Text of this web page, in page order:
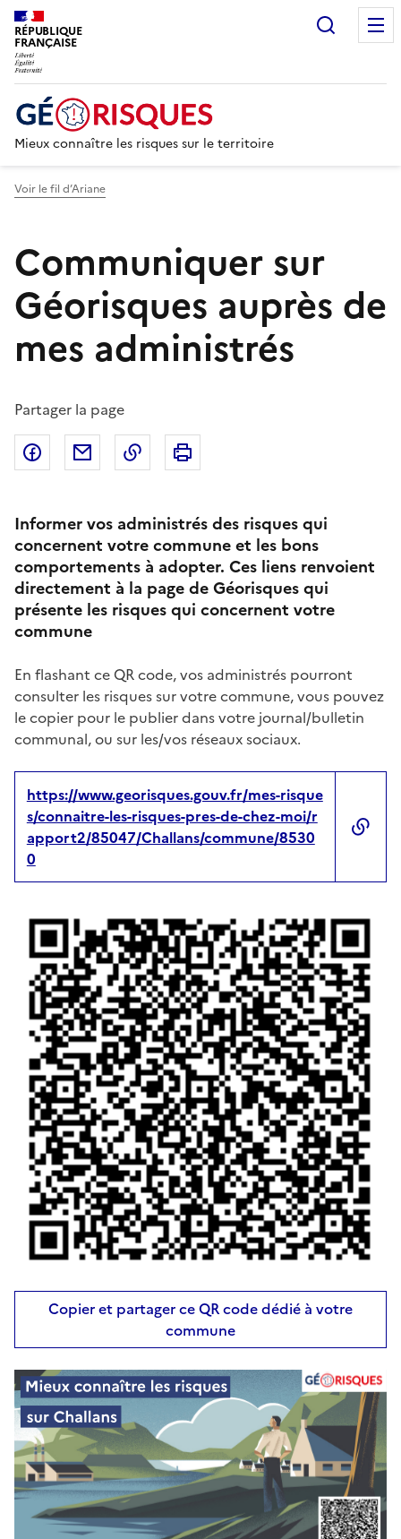
RÉPUBLIQUE
FRANÇAISE
Mieux connaître les risques sur le territoire
Voir le fil d’Ariane
Communiquer sur
Géorisques auprès de
mes administrés
Partager la page
Partager sur Facebook
Partager par emailCopier dans le presse-papier
Informer vos administrés des risques qui
concernent votre commune et les bons
comportements à adopter. Ces liens renvoient
directement à la page de Géorisques qui
présente les risques qui concernent votre
commune
En flashant ce QR code, vos administrés pourront
consulter les risques sur votre commune, vous pouvez
le copier pour le publier dans votre journal/bulletin
communal, ou sur les/vos réseaux sociaux.
https://www.georisques.gouv.fr/mes-risque
s/connaitre-les-risques-pres-de-chez-moi/r
apport2/85047/Challans/commune/8530
0
Copier et partager ce QR code dédié à votre
commune